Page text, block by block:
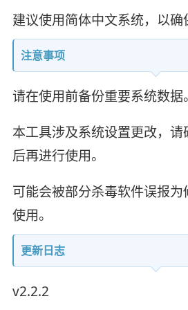
建议使用简体中文系统，以
注意事项
请在使用前备份重要系统数据。
本工具涉及系统设置更改，
后再进行使用。
可能会被部分杀毒软件误报
使用。
更新日志
v2.2.2